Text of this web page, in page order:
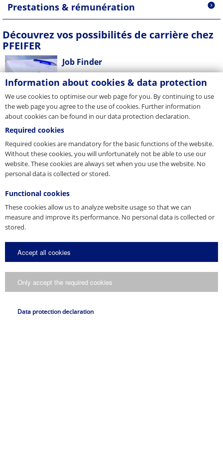
Prestations & rémunération
Découvrez vos possibilités de carrière chez
PFEIFER
Job Finder
Candidature
Information about cookies & data protection
We use cookies to optimise our web page for you. By continuing to use
the web page you agree to the use of cookies. Further information
about cookies can be found in our data protection declaration.
Required cookies
Required cookies are mandatory for the basic functions of the website.
Without these cookies, you will unfortunately not be able to use our
website. These cookies are always set when you use the website. No
personal data is collected or stored.
Functional cookies
These cookies allow us to analyze website usage so that we can
measure and improve its performance. No personal data is collected or
stored.
Accept all cookies
Only accept the required cookies
Data protection declaration